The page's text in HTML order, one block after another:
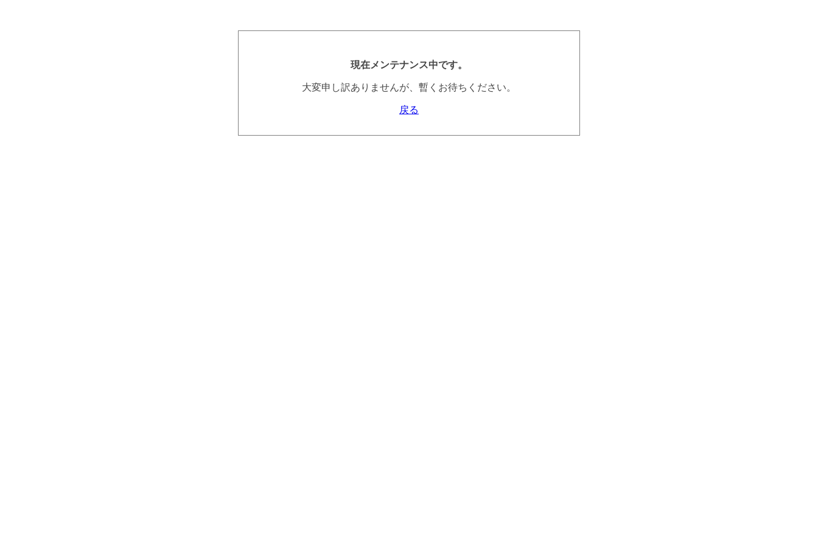
現在メンテナンス中です。
大変申し訳ありませんが、暫くお待ちください。
戻る